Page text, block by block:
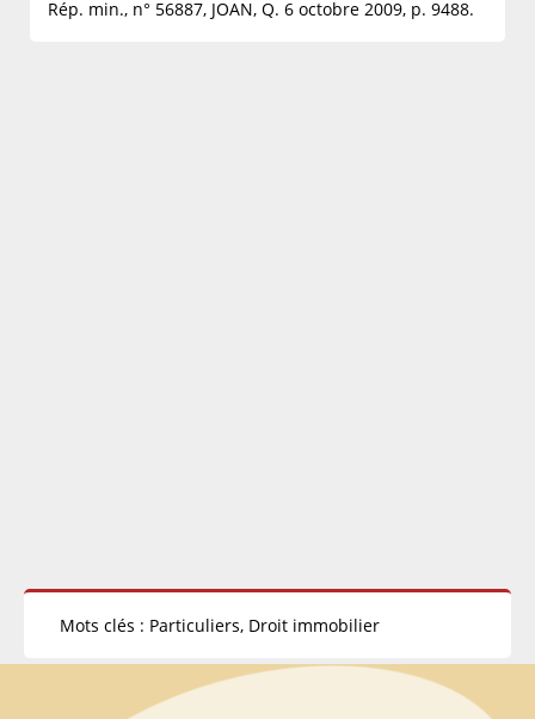
Rép. min., n° 56887, JOAN, Q. 6 octobre 2009, p. 9488.
Mots clés : Particuliers, Droit immobilier